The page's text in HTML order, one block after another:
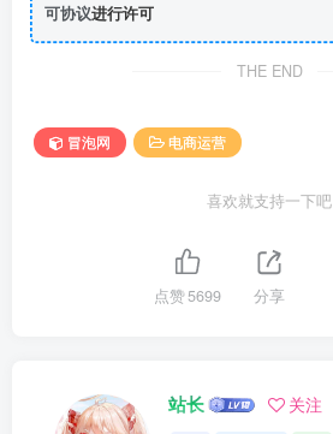
可协议进行许可
THE END
冒泡网 电商运营
喜欢就支持一下吧
点赞5699 分享
站长 关注